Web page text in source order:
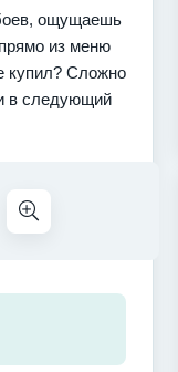
ощущаешь
из меню
купил? Сложно
в следующий